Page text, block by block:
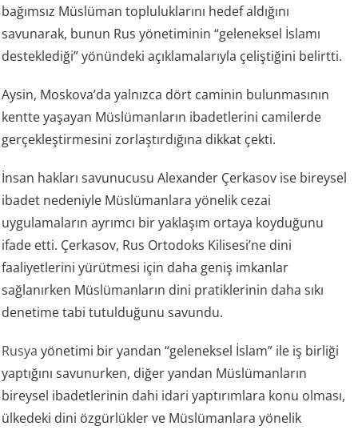
bağımsız Müslüman topluluklarını hedef aldığını
savunarak, bunun Rus yönetiminin “geleneksel İslamı
desteklediği” yönündeki açıklamalarıyla çeliştiğini belirtti.
Aysin, Moskova’da yalnızca dört caminin bulunmasının
kentte yaşayan Müslümanların ibadetlerini camilerde
gerçekleştirmesini zorlaştırdığına dikkat çekti.
İnsan hakları savunucusu Alexander Çerkasov ise bireysel
ibadet nedeniyle Müslümanlara yönelik cezai
uygulamaların ayrımcı bir yaklaşım ortaya koyduğunu
ifade etti. Çerkasov, Rus Ortodoks Kilisesi’ne dini
faaliyetlerini yürütmesi için daha geniş imkanlar
sağlanırken Müslümanların dini pratiklerinin daha sıkı
denetime tabi tutulduğunu savundu.
Rusya yönetimi bir yandan “geleneksel İslam” ile iş birliği
yaptığını savunurken, diğer yandan Müslümanların
bireysel ibadetlerinin dahi idari yaptırımlara konu olması,
ülkedeki dini özgürlükler ve Müslümanlara yönelik